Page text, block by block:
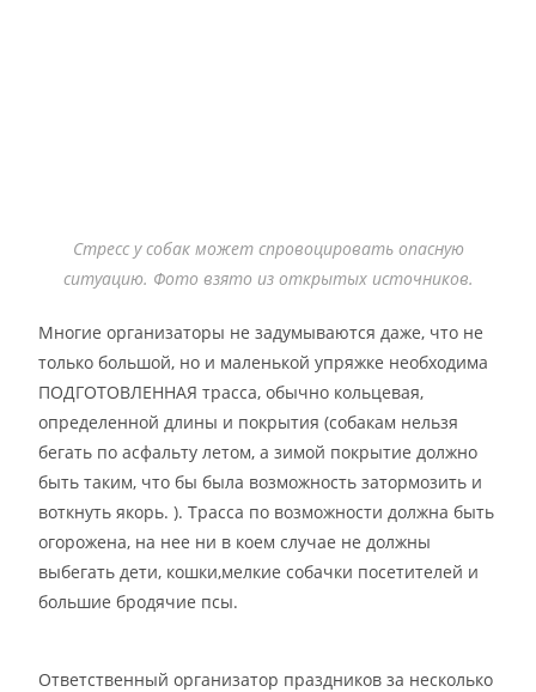
Стресс у собак может спровоцировать опасную
ситуацию. Фото взято из открытых источников.
Многие организаторы не задумываются даже, что не
только большой, но и маленькой упряжке необходима
ПОДГОТОВЛЕННАЯ трасса, обычно кольцевая,
определенной длины и покрытия (собакам нельзя
бегать по асфальту летом, а зимой покрытие должно
быть таким, что бы была возможность затормозить и
воткнуть якорь. ). Трасса по возможности должна быть
огорожена, на нее ни в коем случае не должны
выбегать дети, кошки,мелкие собачки посетителей и
большие бродячие псы.
Ответственный организатор праздников за несколько